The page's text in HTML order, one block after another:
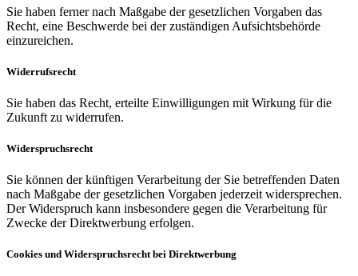
Sie haben ferner nach Maßgabe der gesetzlichen Vorgaben das
Recht, eine Beschwerde bei der zuständigen Aufsichtsbehörde
einzureichen.
Widerrufsrecht
Sie haben das Recht, erteilte Einwilligungen mit Wirkung für die
Zukunft zu widerrufen.
Widerspruchsrecht
Sie können der künftigen Verarbeitung der Sie betreffenden Daten
nach Maßgabe der gesetzlichen Vorgaben jederzeit widersprechen.
Der Widerspruch kann insbesondere gegen die Verarbeitung für
Zwecke der Direktwerbung erfolgen.
Cookies und Widerspruchsrecht bei Direktwerbung